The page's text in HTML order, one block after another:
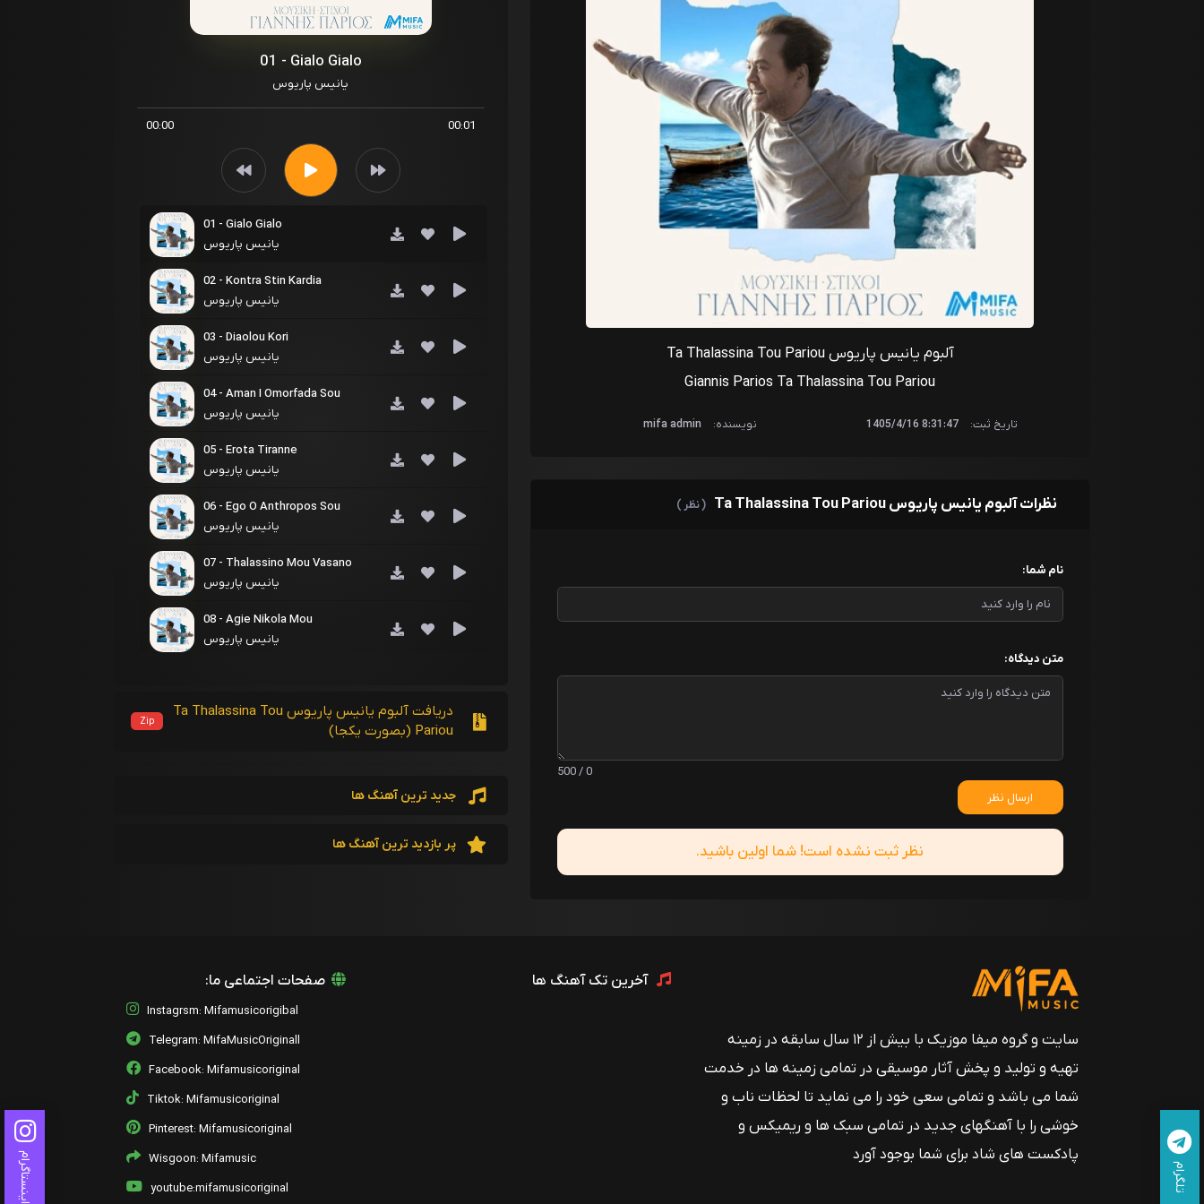
آلبوم یانیس پاریوس Ta Thalassina Tou Pariou
Giannis Parios Ta Thalassina Tou Pariou
تاریخ ثبت: 8:31:47 1405/4/16 نویسنده: mifa admin
نظرات آلبوم یانیس پاریوس Ta Thalassina Tou Pariou ( نظر )
نام شما:
متن دیدگاه:
0 / 500
ارسال نظر
نظر ثبت نشده است! شما اولین باشید.
01 - Gialo Gialo
یانیس پاریوس
00:00 00:01
01 - Gialo Gialo
یانیس پاریوس
02 - Kontra Stin Kardia
یانیس پاریوس
03 - Diaolou Kori
یانیس پاریوس
04 - Aman I Omorfada Sou
یانیس پاریوس
05 - Erota Tiranne
یانیس پاریوس
06 - Ego O Anthropos Sou
یانیس پاریوس
07 - Thalassino Mou Vasano
یانیس پاریوس
08 - Agie Nikola Mou
یانیس پاریوس
12 - Amanes Thalassinos
یانیس پاریوس
15 - Kikladonisia
یانیس پاریوس
16 - Matia Igra
یانیس پاریوس
دریافت آلبوم یانیس پاریوس Ta Thalassina Tou
Pariou (بصورت یکجا)
Zip
جدید ترین آهنگ ها
پر بازدید ترین آهنگ ها
سایت و گروه میفا موزیک با بیش از ۱۲ سال سابقه در زمینه
تهیه و تولید و پخش آثار موسیقی در تمامی زمینه ها در خدمت
شما می باشد و تمامی سعی خود را می نماید تا لحظات ناب و
خوشی را با آهنگهای جدید در تمامی سبک ها و ریمیکس و
پادکست های شاد برای شما بوجود آورد
آخرین تک آهنگ ها صفحات اجتماعی ما:
Instagrsm: Mifamusicorigibal
Telegram: MifaMusicOriginall
Facebook: Mifamusicoriginal
Tiktok: Mifamusicoriginal
Pinterest: Mifamusicoriginal
Wisgoon: Mifamusic
youtube:mifamusicoriginal
اینستاگرام تلگرام